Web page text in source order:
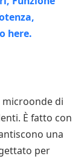
microonde di
È fatto con
una
per